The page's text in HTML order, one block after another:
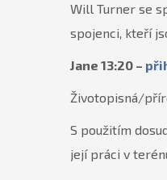
Will Turner se
spojenci, kteří
Jane 13:20 –
Životopisná/
S použitím
její práci v